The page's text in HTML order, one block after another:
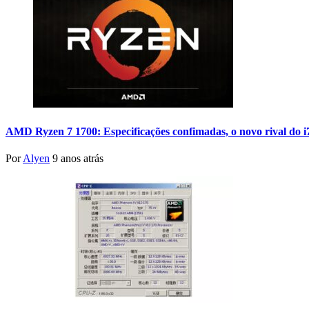
AMD Ryzen 7 1700: Especificações confimadas, o novo rival do
PorAlyen 9 anos atrás